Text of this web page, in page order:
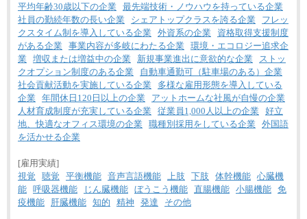
平均年齢30歳以下の企業 最先端技術・ノウハウを持っている企業
社員の勤続年数の長い企業
シェアトップクラスを誇る企業
フレッ
クスタイム制を導入している企業 外資系の企業
資格取得支援制度
がある企業 事業内容が多岐にわたる企業 環境・エコロジー追求企
業 増収または増益中の企業 新規事業進出に意欲的な企業
ストッ
クオプション制度のある企業
自動車通勤可（駐車場のある）企業
社会貢献活動を実施している企業
多様な雇用形態を導入している
企業 年間休日120日以上の企業
アットホームな社風が自慢の企業
人材育成制度が充実している企業 従業員1,000人以上の企業 好立
地、快適なオフィス環境の企業 職種別採用をしている企業 外国語
を活かせる企業
[雇用実績]
視覚
聴覚 平衡機能 音声言語機能 上肢 下肢 体幹機能 心臓機
能 呼吸器機能 じん臓機能 ぼうこう機能 直腸機能 小腸機能 免
疫機能
肝臓機能 知的 精神 発達 その他